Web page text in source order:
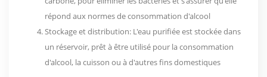
répond aux normes de consommation d'alcool
Stockage et distribution: L'eau purifiée est stockée dans
un réservoir, prêt à être utilisé pour la consommation
d'alcool, la cuisson ou à d'autres fins domestiques